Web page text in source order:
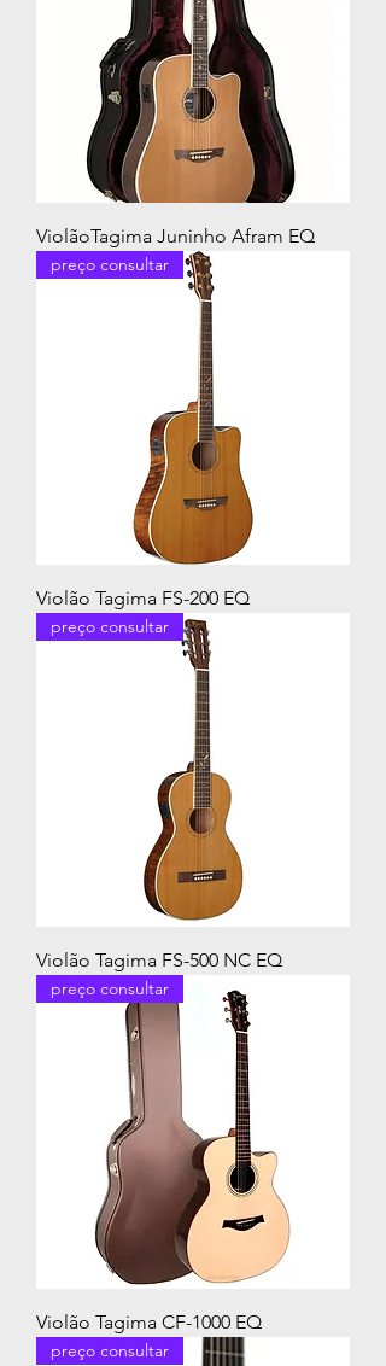
ViolãoTagima Juninho Afram EQ
preço consultar
Violão Tagima FS-200 EQ
preço consultar
Violão Tagima FS-500 NC EQ
preço consultar
Violão Tagima CF-1000 EQ
preço consultar